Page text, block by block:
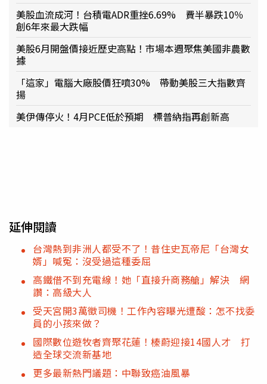
美股血流成河！台積電ADR重挫6.69% 費半暴跌10％
創6年來最大跌幅
美股6月開盤價接近歷史高點！市場本週聚焦美國非農數
據
「這家」電腦大廠股價狂噴30% 帶動美股三大指數齊
揚
美伊傳停火！4月PCE低於預期 標普納指再創新高
延伸閱讀
台灣熱到非洲人都受不了！昔住史瓦帝尼「台灣女
婿」喊冤：沒受過這種委屈
高鐵借不到充電線！她「直接升商務艙」解決 網
讚：高級大人
受天宮開3萬徵司機！工作內容曝光遭酸：怎不找委
員的小孩來做？
國際數位遊牧者齊聚花蓮！榛蔚迎接14國人才 打
造全球交流新基地
更多最新熱門議題：中聯致癌油風暴